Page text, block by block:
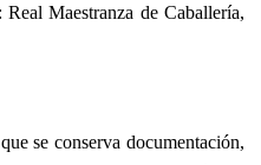
Real Maestranza de Caballería,
se conserva documentación,